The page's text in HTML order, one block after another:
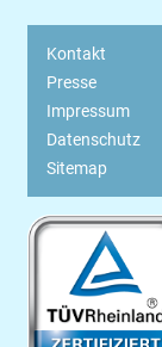
Kontakt
Presse
Impressum
Datenschutz
Sitemap